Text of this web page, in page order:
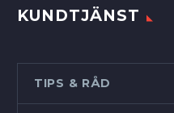
KUNDTJÄNST
TIPS & RÅD